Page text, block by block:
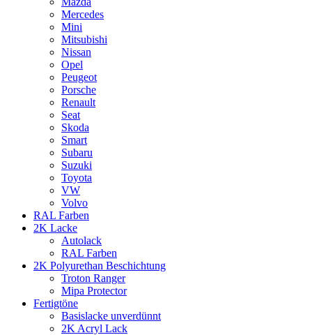
Mercedes
Mini
Mitsubishi
Nissan
Opel
Peugeot
Porsche
Renault
Seat
Skoda
Smart
Subaru
Suzuki
Toyota
VW
Volvo
RAL Farben
2K Lacke
Autolack
RAL Farben
2K Polyurethan Beschichtung
Troton Ranger
Mipa Protector
Fertigtöne
Basislacke unverdünnt
2K Acryl Lack